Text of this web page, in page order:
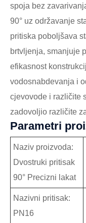
spoja bez
90° uz održavanje
pritiska poboljšava
brtvljenja, smanjuje
efikasnost
vodosnabdevanja i
cjevovode i različite
zadovoljio različite
Parametri
Naziv proizvoda:
Dvostruki pritisak
90° Precizni lakat
Nazivni pritisak:
PN16